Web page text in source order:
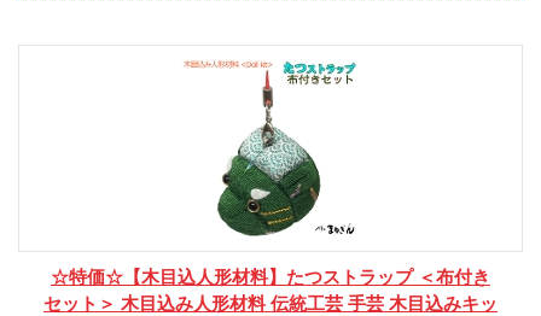
☆特価☆ 【木目込人形材料】たつストラップ ＜布付き
セット＞ 木目込み人形材料 伝統工芸 手芸 木目込みキッ